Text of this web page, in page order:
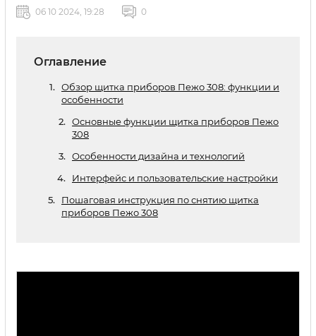
06 10 2024, 19:28 0
Оглавление
Обзор щитка приборов Пежо 308: функции и
особенности
Основные функции щитка приборов Пежо
308
Особенности дизайна и технологий
Интерфейс и пользовательские настройки
Пошаговая инструкция по снятию щитка
приборов Пежо 308